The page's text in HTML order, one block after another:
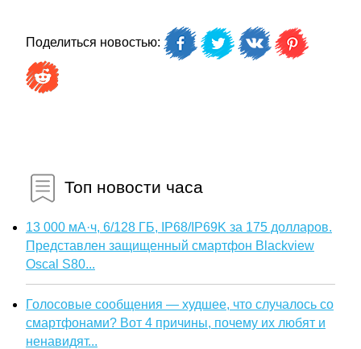
Поделиться новостью:
Топ новости часа
13 000 мА·ч, 6/128 ГБ, IP68/IP69K за 175 долларов.
Представлен защищенный смартфон Blackview
Oscal S80...
Голосовые сообщения — худшее, что случалось со
смартфонами? Вот 4 причины, почему их любят и
ненавидят...